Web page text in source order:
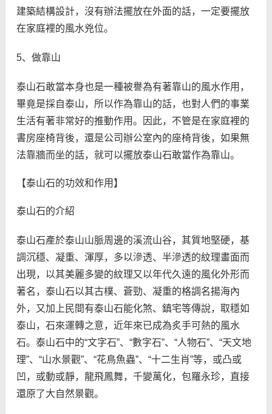
建築結構設計，沒有辦法擺放在外面的話，一定要擺放
在家庭裡的風水兇位。
5、做靠山
泰山石敢當本身也是一種被譽為有著靠山的風水作用，
畢竟是採自泰山，所以作為靠山的話，也對人們的事業
生活有著非常好的推動作用。因此，不管是在家庭裡的
書房座椅背後，還是公司辦公室內的座椅背後，如果無
法靠牆而坐的話，就可以擺放泰山石敢當作為靠山。
【泰山石的功效和作用】
泰山石的介紹
泰山石產於泰山山脈周邊的溪流山谷，其質地堅硬，基
調沉穩、凝重、渾厚，多以滲透、半滲透的紋理畫面而
出現，以其美麗多變的紋理又以年代久遠的風化外形而
著名，泰山石以其古樸、蒼勁、凝重的格調名揚海內
外，又加上民間有泰山石能化煞、鎮宅等傳說，取穩如
泰山，石來運轉之意，近年來已成為炙手可熱的風水
石。泰山石中的“文字石”、“數字石”、“人物石”、“天文地
理”、“山水景觀”、“花鳥魚蟲”、“十二生肖”等，或凸或
凹，或動或靜，龍飛鳳舞，千變萬化，包羅永珍，直接
還原了大自然景觀。